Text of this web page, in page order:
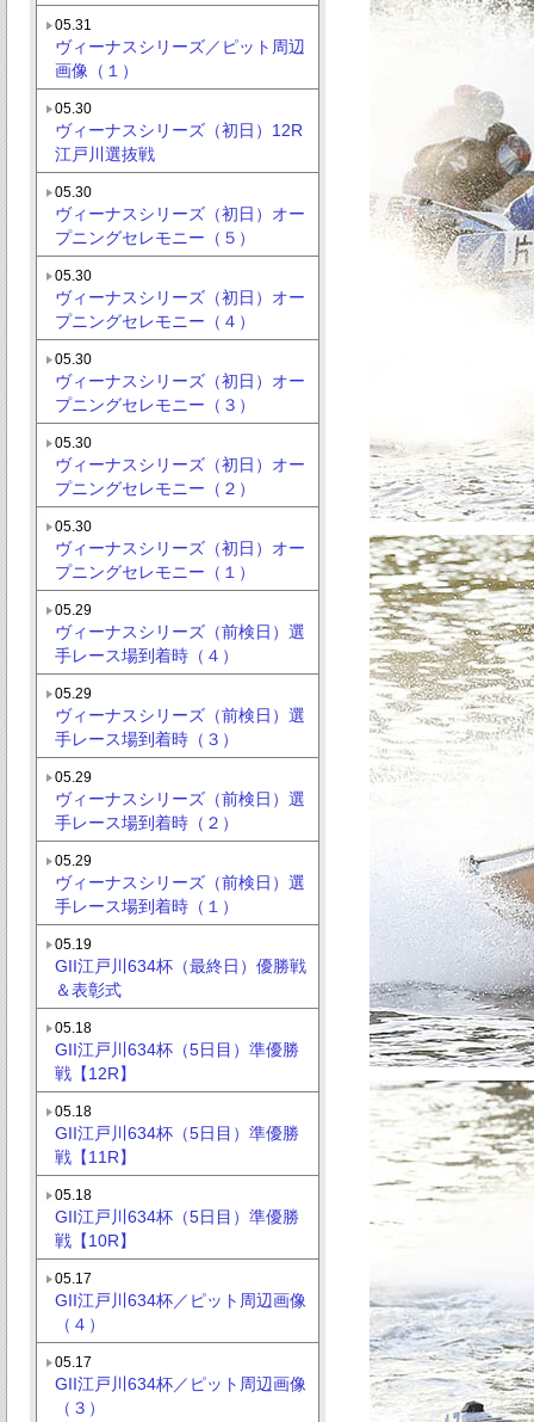
05.31
ヴィーナスシリーズ／ピット周辺
画像（１）
05.30
ヴィーナスシリーズ（初日）12R
江戸川選抜戦
05.30
ヴィーナスシリーズ（初日）オー
プニングセレモニー（５）
05.30
ヴィーナスシリーズ（初日）オー
プニングセレモニー（４）
05.30
ヴィーナスシリーズ（初日）オー
プニングセレモニー（３）
05.30
ヴィーナスシリーズ（初日）オー
プニングセレモニー（２）
05.30
ヴィーナスシリーズ（初日）オー
プニングセレモニー（１）
05.29
ヴィーナスシリーズ（前検日）選
手レース場到着時（４）
05.29
ヴィーナスシリーズ（前検日）選
手レース場到着時（３）
05.29
ヴィーナスシリーズ（前検日）選
手レース場到着時（２）
05.29
ヴィーナスシリーズ（前検日）選
手レース場到着時（１）
05.19
GII江戸川634杯（最終日）優勝戦
＆表彰式
05.18
GII江戸川634杯（5日目）準優勝
戦【12R】
05.18
GII江戸川634杯（5日目）準優勝
戦【11R】
05.18
GII江戸川634杯（5日目）準優勝
戦【10R】
05.17
GII江戸川634杯／ピット周辺画像
（４）
05.17
GII江戸川634杯／ピット周辺画像
（３）